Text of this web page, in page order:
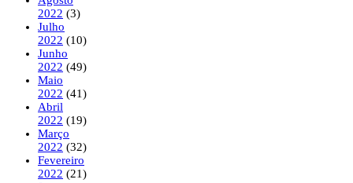
2022 (3)
Julho
2022 (10)
Junho
2022 (49)
Maio
2022 (41)
Abril
2022 (19)
Março
2022 (32)
Fevereiro
2022 (21)